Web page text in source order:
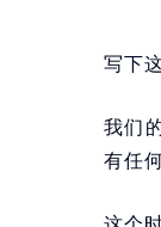
写下
我们
有任